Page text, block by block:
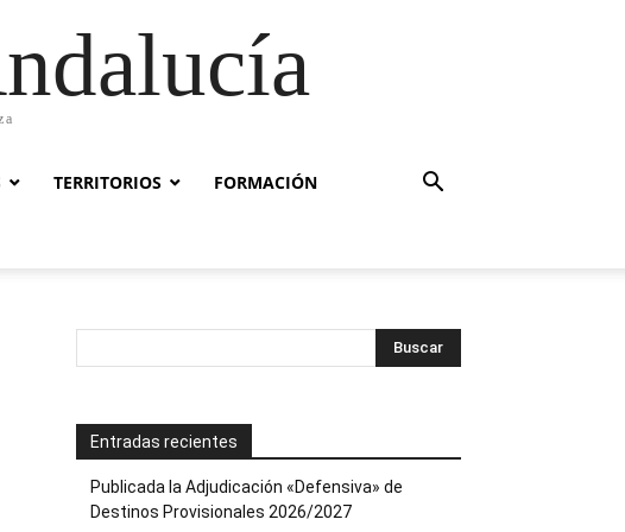
TERRITORIOS FORMACIÓN
Entradas recientes
Publicada la Adjudicación «Defensiva» de
Destinos Provisionales 2026/2027